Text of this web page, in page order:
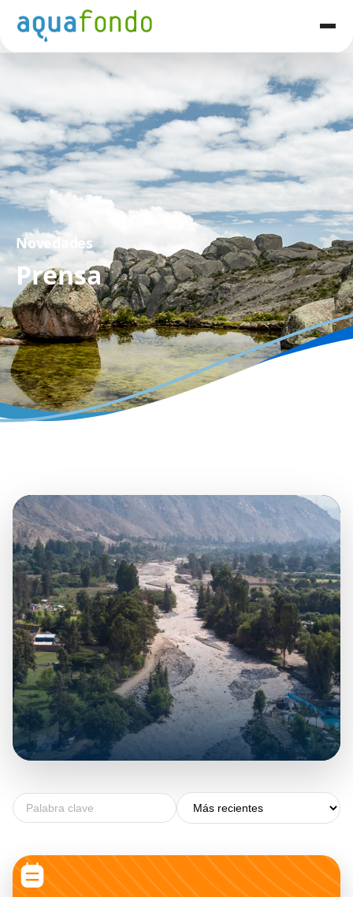
Novedades
Prensa
DESTACADO
30 enero, 2026